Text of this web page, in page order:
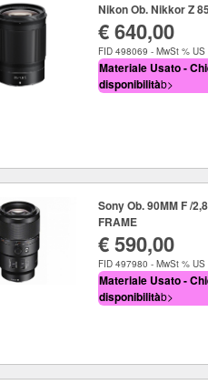
Nikon Ob. Nikkor Z
€ 640,00
FID 498069 - MwSt % US
Materiale Usato -
disponibilitàb>
Sony Ob. 90MM F /
FRAME
€ 590,00
FID 497980 - MwSt % US
Materiale Usato -
disponibilitàb>